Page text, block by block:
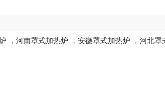
， 河南罩式加热炉 ， 安徽罩式加热炉 ， 河北罩